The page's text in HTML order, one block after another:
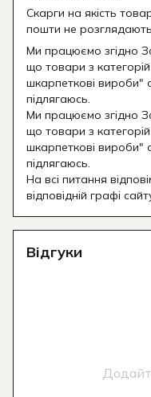
Скарги на якість
пошти не
Ми працюємо згідно
що товари з
шкарпеткові вироби"
підлягаюсь.
Ми працюємо згідно
що товари з
шкарпеткові вироби"
підлягаюсь.
На всі питання
відповідній графі
Відгуки